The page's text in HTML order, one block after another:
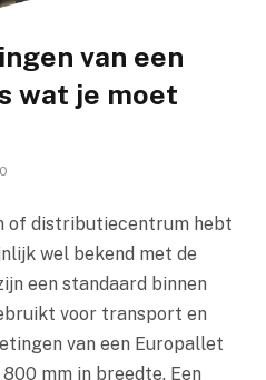
van een
wat je moet
0
of distributiecentrum hebt
wel bekend met de
een standaard binnen
voor transport en
van een Europallet
mm in breedte. Een